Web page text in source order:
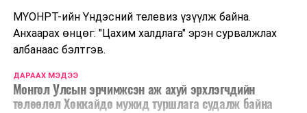
МҮОНРТ-ийн Үндэсний телевиз үзүүлж байна.
Анхаарах өнцөг: "Цахим халдлага" эрэн сурвалжлах
албанаас бэлтгэв.
ДАРААХ МЭДЭЭ
Монгол Улсын эрчимжсэн аж ахуй эрхлэгчдийн
төлөөлөл Хоккайдо мужид туршлага судалж байна